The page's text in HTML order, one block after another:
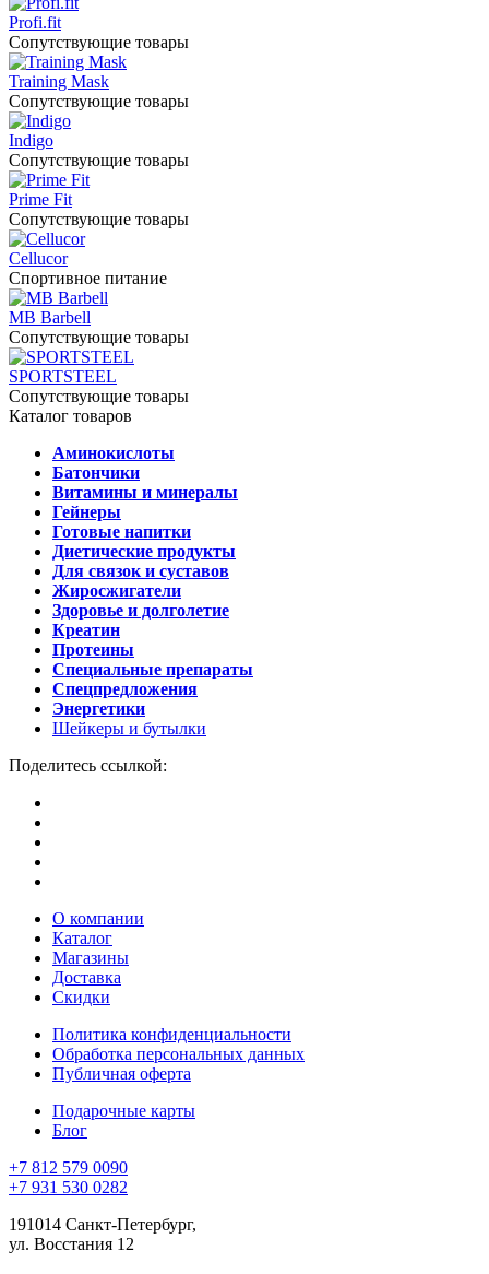
Profi.fit
Сопутствующие товары
Training Mask
Сопутствующие товары
Indigo
Сопутствующие товары
Prime Fit
Сопутствующие товары
Cellucor
Спортивное питание
MB Barbell
Сопутствующие товары
SPORTSTEEL
Сопутствующие товары
Каталог товаров
Аминокислоты
Батончики
Витамины и минералы
Гейнеры
Готовые напитки
Диетические продукты
Для связок и суставов
Жиросжигатели
Здоровье и долголетие
Креатин
Протеины
Специальные препараты
Спецпредложения
Энергетики
Шейкеры и бутылки
Поделитесь ссылкой:
О компании
Каталог
Магазины
Доставка
Скидки
Политика конфиденциальности
Обработка персональных данных
Публичная оферта
Подарочные карты
Блог
+7 812 579 0090
+7 931 530 0282
191014 Санкт-Петербург,
ул. Восстания 12